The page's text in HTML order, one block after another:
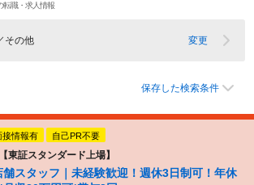
転職・求人情報
その他 変更
保存した検索条件
接情報有 自己PR不要
東証スタンダード上場】
スタッフ｜未経験歓迎！週休3日制可！年休